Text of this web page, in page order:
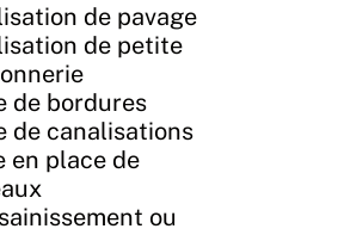
de pavage
de petite
de bordures
de canalisations
en place de
ou